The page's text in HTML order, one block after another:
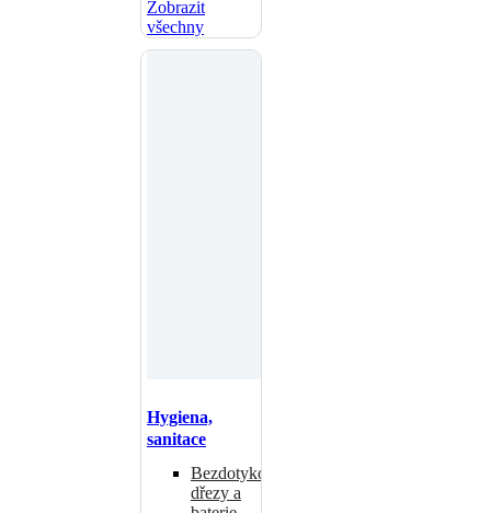
Zobrazit
všechny
Hygiena,
sanitace
Bezdotykové
dřezy a